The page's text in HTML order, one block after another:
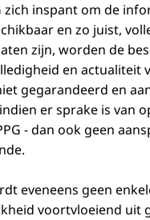
zich inspant om de
en zo juist,
zijn, worden de
en actualiteit
gegarandeerd en
er sprake is van
- dan ook geen
eveneens geen
voortvloeiend uit